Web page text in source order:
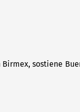
sostiene